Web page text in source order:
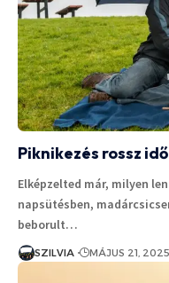
Piknikezés rossz
Elképzelted már, milyen
napsütésben,
beborult…
SZILVIA MÁJUS 21, 2025